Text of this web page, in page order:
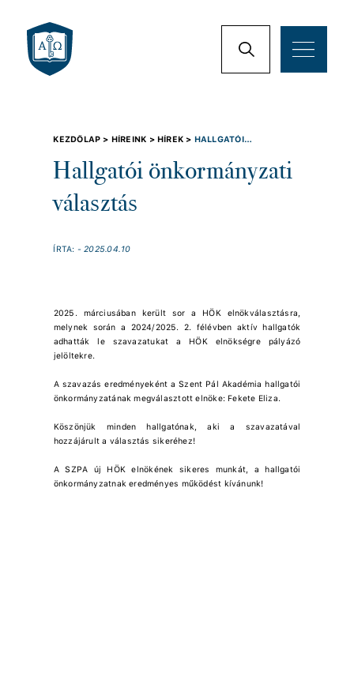
KEZDŐLAP > HÍREINK >HÍREK > HALLGATÓI
Hallgatói önkormányzati
választás
ÍRTA: - 2025.04.10
2025. márciusában került sor a HÖK elnökválasztásra,
melynek során a 2024/2025. 2. félévben aktív hallgatók
adhatták le szavazatukat a HÖK elnökségre pályázó
jelöltekre.
A szavazás eredményeként a Szent Pál Akadémia hallgatói
önkormányzatának megválasztott elnöke: Fekete Eliza.
Köszönjük minden hallgatónak, aki a szavazatával
hozzájárult a választás sikeréhez!
A SZPA új HÖK elnökének sikeres munkát, a hallgatói
önkormányzatnak eredményes működést kívánunk!